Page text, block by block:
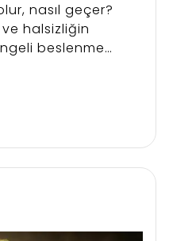
nasıl geçer?
halsizliğin
beslenme